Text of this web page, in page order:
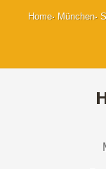
Home München